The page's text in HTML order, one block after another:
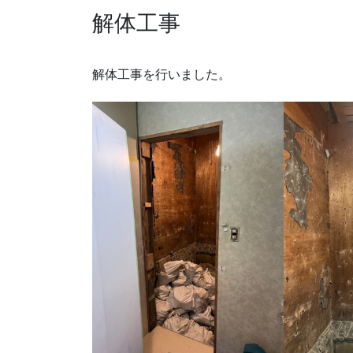
解体工事
解体工事を行いました。